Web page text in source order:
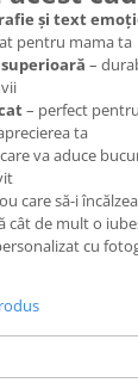
și text
pentru mama ta
–
– perfect
ta
va aduce
care să-i
cât de mult o
cu